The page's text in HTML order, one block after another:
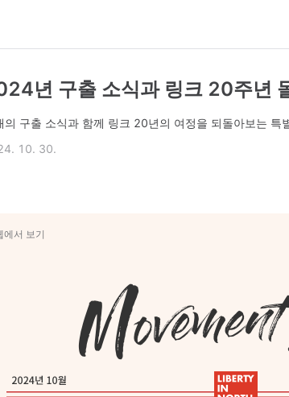
년 구출 소식과 링크 20주년
의 구출 소식과 함께 링크 20년의 여정을 되돌아보는 특
10. 30.
에서 보기